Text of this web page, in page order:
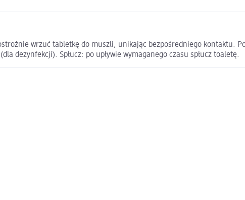
wrzuć tabletkę do muszli, unikając bezpośredniego kontaktu.
dezynfekcji). Spłucz: po upływie wymaganego czasu spłucz toaletę.